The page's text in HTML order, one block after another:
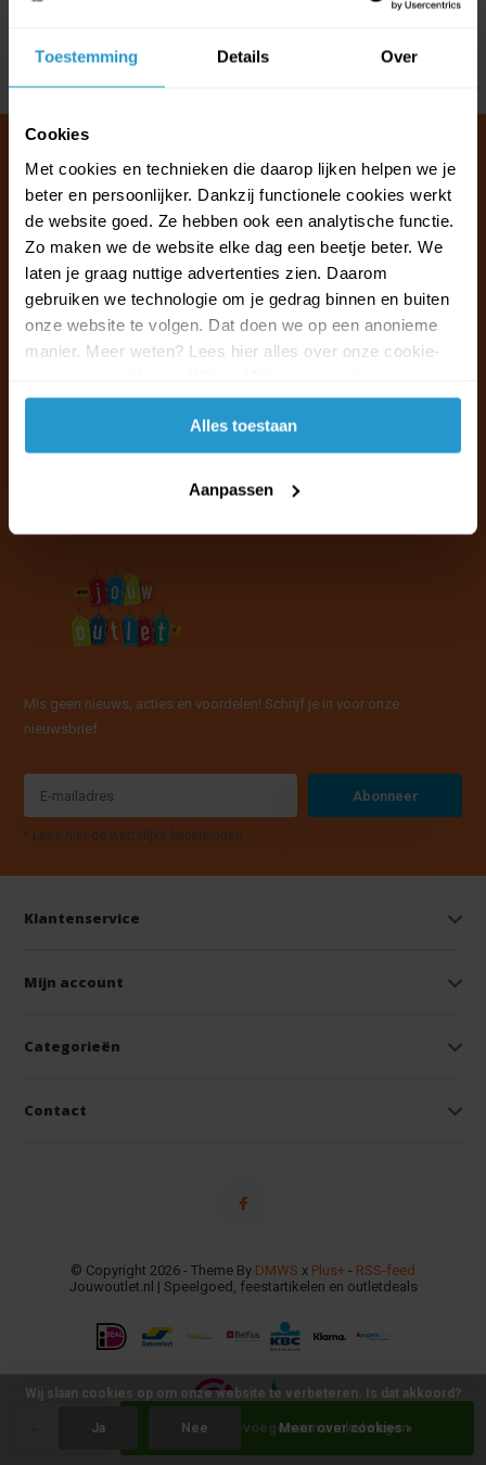
Toestemming Details Over
Cookies
Met cookies en technieken die daarop lijken helpen we je
beter en persoonlijker. Dankzij functionele cookies werkt
de website goed. Ze hebben ook een analytische functie.
Zo maken we de website elke dag een beetje beter. We
laten je graag nuttige advertenties zien. Daarom
gebruiken we technologie om je gedrag binnen en buiten
onze website te volgen. Dat doen we op een anonieme
manier. Meer weten? Lees hier alles over onze cookie-
accepteren.
Alles toestaan
Aanpassen
+ Toevoegen aan winkelwagen
Reviews
Klantenservice & FAQ
Wij staan voor u klaar.
Ma t/m vr van 09:30 - 16:00 telefonisch
+31 (0)13 785 62 41
Naar de klantenservice & FAQ
Mis geen nieuws, acties en voordelen! Schrijf je in voor onze
nieuwsbrief
Abonneer
* Lees hier de wettelijke beperkingen
Klantenservice
Mijn account
Categorieën
Contact
© Copyright 2026 - Theme By DMWS x Plus+ - RSS-feed
Jouwoutlet.nl | Speelgoed, feestartikelen en outletdeals
Wij slaan cookies op om onze website te verbeteren. Is dat akkoord?
Ja Nee Meer over cookies »